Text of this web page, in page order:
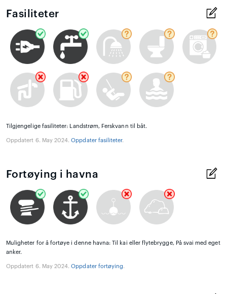
Fasiliteter
Tilgjengelige fasiliteter: Landstrøm, Ferskvann til båt.
Oppdatert 6. May 2024.Oppdater fasiliteter.
Fortøying i havna
Muligheter for å fortøye i denne havna: Til kai eller flytebrygge, På svai med eget
anker.
Oppdatert 6. May 2024.Oppdater fortøying.